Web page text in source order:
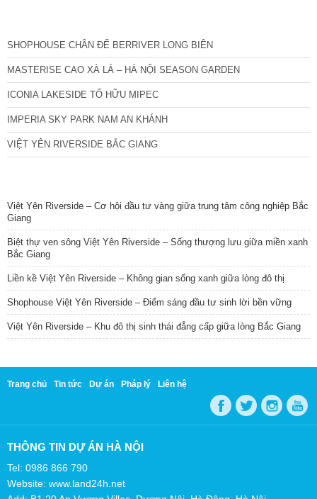
SHOPHOUSE CHÂN ĐẾ BERRIVER LONG BIÊN
MASTERISE CAO XÀ LÁ – HÀ NỘI SEASON GARDEN
ICONIA LAKESIDE TỐ HỮU MIPEC
IMPERIA SKY PARK NAM AN KHÁNH
VIỆT YÊN RIVERSIDE BẮC GIANG
Việt Yên Riverside – Cơ hội đầu tư vàng giữa trung tâm công nghiệp Bắc
Giang
Biệt thự ven sông Việt Yên Riverside – Sống thượng lưu giữa miền xanh
Bắc Giang
Liền kề Việt Yên Riverside – Không gian sống xanh giữa lòng đô thị
Shophouse Việt Yên Riverside – Điểm sáng đầu tư sinh lời bền vững
Việt Yên Riverside – Khu đô thị sinh thái đẳng cấp giữa lòng Bắc Giang
Trang chủ Tin tức Dự án Pháp lý Liên hệ
THÔNG TIN DỰ ÁN HÀ NỘI
Tel: 0986 866 790
Website: www.land24h.net